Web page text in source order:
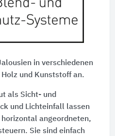
in verschiedenen
und Kunststoff an.
als Sicht- und
und Lichteinfall lassen
angeordneten,
Sie sind einfach